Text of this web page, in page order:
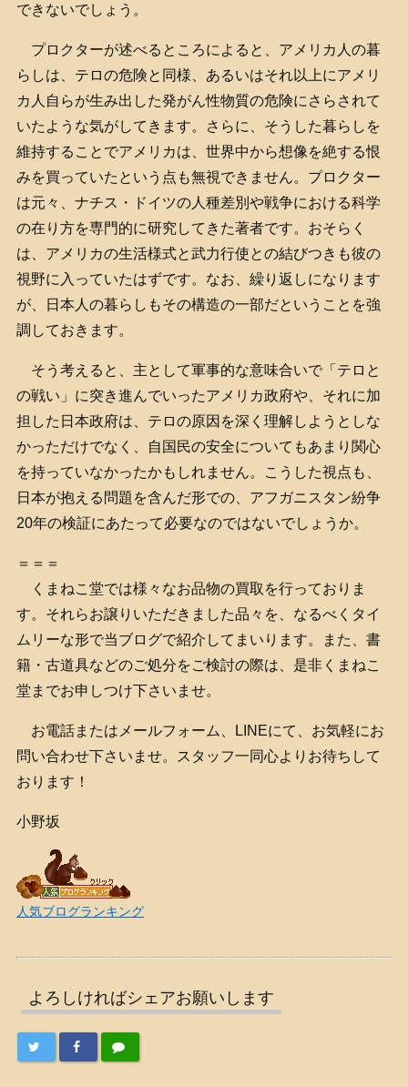
できないでしょう。
プロクターが述べるところによると、アメリカ人の暮
らしは、テロの危険と同様、あるいはそれ以上にアメリ
カ人自らが生み出した発がん性物質の危険にさらされて
いたような気がしてきます。さらに、そうした暮らしを
維持することでアメリカは、世界中から想像を絶する恨
みを買っていたという点も無視できません。プロクター
は元々、ナチス・ドイツの人種差別や戦争における科学
の在り方を専門的に研究してきた著者です。おそらく
は、アメリカの生活様式と武力行使との結びつきも彼の
視野に入っていたはずです。なお、繰り返しになります
が、日本人の暮らしもその構造の一部だということを強
調しておきます。
そう考えると、主として軍事的な意味合いで「テロと
の戦い」に突き進んでいったアメリカ政府や、それに加
担した日本政府は、テロの原因を深く理解しようとしな
かっただけでなく、自国民の安全についてもあまり関心
を持っていなかったかもしれません。こうした視点も、
日本が抱える問題を含んだ形での、アフガニスタン紛争
20年の検証にあたって必要なのではないでしょうか。
＝＝＝
くまねこ堂では様々なお品物の買取を行っておりま
す。それらお譲りいただきました品々を、なるべくタイ
ムリーな形で当ブログで紹介してまいります。また、書
籍・古道具などのご処分をご検討の際は、是非くまねこ
堂までお申しつけ下さいませ。
お電話またはメールフォーム、LINEにて、お気軽にお
問い合わせ下さいませ。スタッフ一同心よりお待ちして
おります！
小野坂
人気ブログランキング
よろしければシェアお願いします